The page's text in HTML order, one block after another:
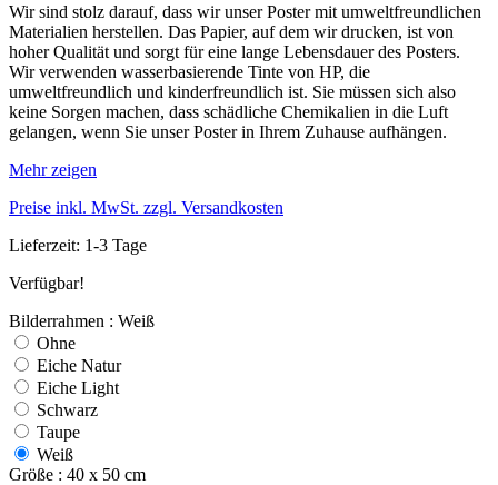
Wir sind stolz darauf, dass wir unser Poster mit umweltfreundlichen
Materialien herstellen. Das Papier, auf dem wir drucken, ist von
hoher Qualität und sorgt für eine lange Lebensdauer des Posters.
Wir verwenden wasserbasierende Tinte von HP, die
umweltfreundlich und kinderfreundlich ist. Sie müssen sich also
keine Sorgen machen, dass schädliche Chemikalien in die Luft
gelangen, wenn Sie unser Poster in Ihrem Zuhause aufhängen.
Mehr zeigen
Preise inkl. MwSt. zzgl. Versandkosten
Lieferzeit: 1-3 Tage
Verfügbar!
Bilderrahmen : Weiß
Ohne
Eiche Natur
Eiche Light
Schwarz
Taupe
Weiß
Größe : 40 x 50 cm